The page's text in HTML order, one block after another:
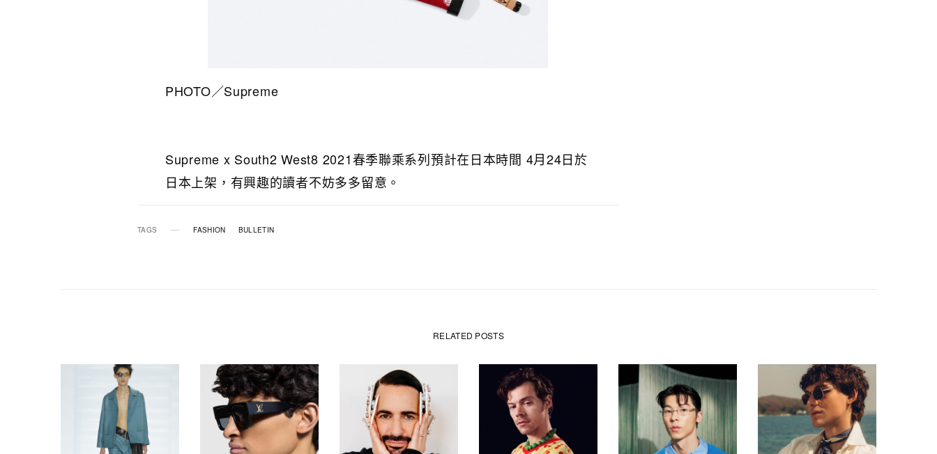
PHOTO／Supreme
Supreme x South2 West8 2021春季聯乘系列預計在日本時間 4月24日於
日本上架，有興趣的讀者不妨多多留意。
TAGS FASHION BULLETIN
RELATED POSTS